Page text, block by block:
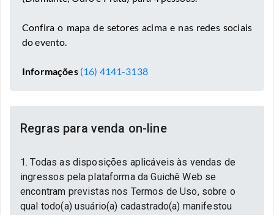
Confira o mapa de setores acima e nas redes sociais
do evento.
Informações (16) 4141-3138
Regras para venda on-line
1. Todas as disposições aplicáveis às vendas de
ingressos pela plataforma da Guichê Web se
encontram previstas nos Termos de Uso, sobre o
qual todo(a) usuário(a) cadastrado(a) manifestou